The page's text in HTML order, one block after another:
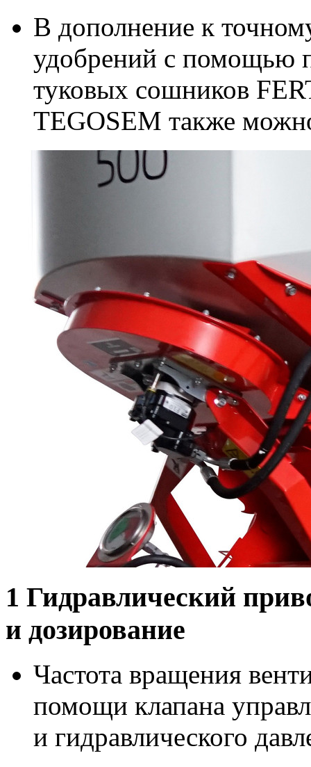
В дополнение к
удобрений с помощью
туковых сошников
TEGOSEM также
1 Гидравлический
и дозирование
Частота вращения
помощи клапана
и гидравлического